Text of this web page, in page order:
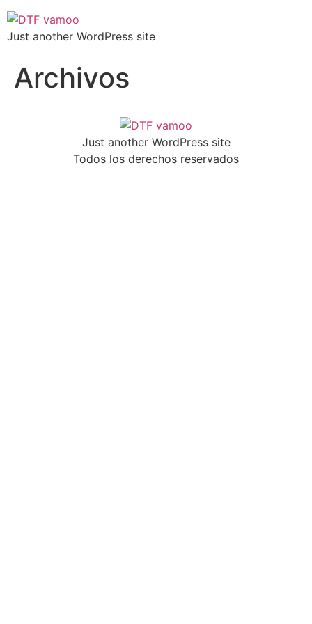
Just another WordPress site
Archivos
Just another WordPress site
Todos los derechos reservados